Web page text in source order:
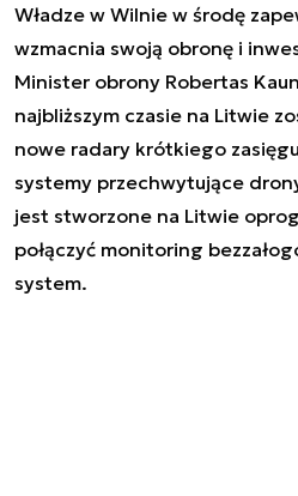
Władze w Wilnie w środę
wzmacnia swoją obronę i
Minister obrony Robertas
najbliższym czasie na Litwie
nowe radary krótkiego
systemy przechwytujące
jest stworzone na Litwie
połączyć monitoring
system.